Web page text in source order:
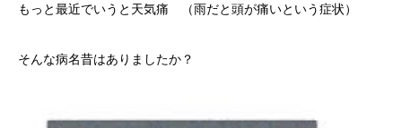
もっと最近でいうと天気痛 （雨だと頭が痛いという症状）
そんな病名昔はありましたか？